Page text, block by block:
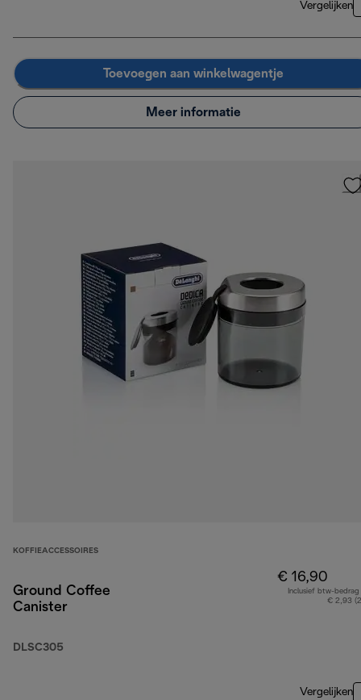
Vergelijken
Toevoegen aan winkelwagentje
Meer informatie
KOFFIEACCESSOIRES
Ground Coffee
Canister
DLSC305
€ 16,90
Inclusief btw-bedrag
€ 2,93
Vergelijken